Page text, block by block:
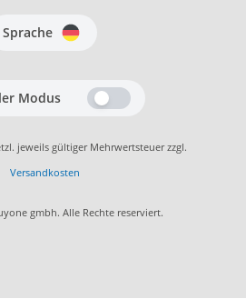
Sprache
Modus
jeweils gültiger Mehrwertsteuer zzgl.
Versandkosten
gmbh. Alle Rechte reserviert.